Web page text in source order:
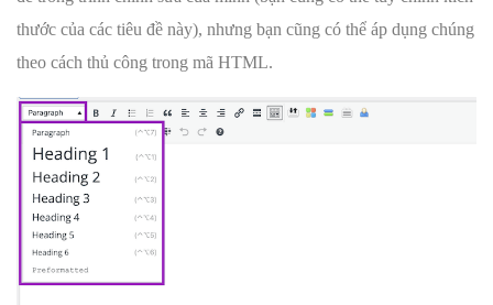
thước của các tiêu đề này), nhưng bạn cũng có thể áp dụng chúng
theo cách thủ công trong mã HTML.